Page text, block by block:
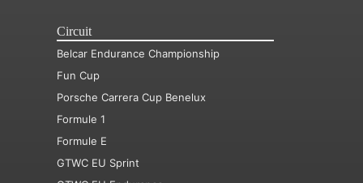
Circuit
Belcar Endurance Championship
Fun Cup
Porsche Carrera Cup Benelux
Formule 1
Formule E
GTWC EU Sprint